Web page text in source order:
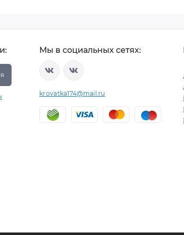
Мы в социальных сетях:
krovatka174@mail.ru